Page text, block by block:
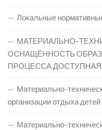
Локальные
МАТЕРИАЛЬНО-
ОСНАЩЁННОСТЬ
Материально-
организации отдыха
Материально-